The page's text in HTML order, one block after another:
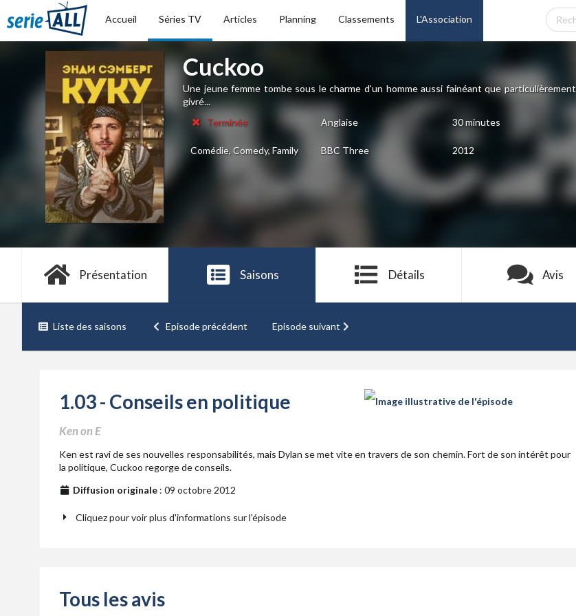
Accueil Séries TV Articles Planning Classements L'Association
Cuckoo
Une jeune femme tombe sous le charme d'un homme aussi fainéant que particulièrement
givré...
Terminée
Anglaise 30 minutes
Comédie, Comedy, Family BBC Three 2012
Présentation Saisons Détails Avis
Liste des saisons Episode précédent Episode suivant
1.03 - Conseils en politique
Ken on E
Ken est ravi de ses nouvelles responsabilités, mais Dylan se met vite en travers de son chemin. Fort de son intérêt pour
la politique, Cuckoo regorge de conseils.
Diffusion originale : 09 octobre 2012
Cliquez pour voir plus d'informations sur l'épisode
Tous les avis